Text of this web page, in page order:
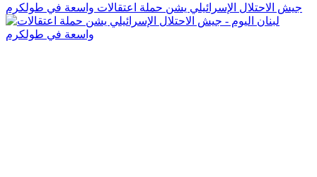
جيش الاحتلال الإسرائيلي يشن حملة اعتقالات واسعة في طولكرم